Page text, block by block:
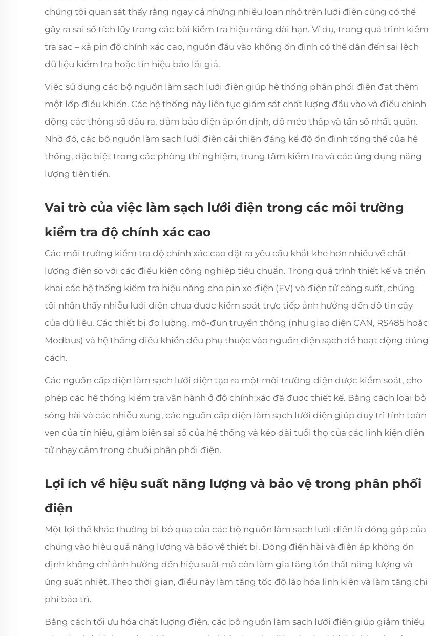
chúng tôi quan sát thấy rằng ngay cả những nhiễu loạn nhỏ trên lưới điện cũng có thể
gây ra sai số tích lũy trong các bài kiểm tra hiệu năng dài hạn. Ví dụ, trong quá trình kiểm
tra sạc – xả pin độ chính xác cao, nguồn đầu vào không ổn định có thể dẫn đến sai lệch
dữ liệu kiểm tra hoặc tín hiệu báo lỗi giả.
Việc sử dụng các bộ nguồn làm sạch lưới điện giúp hệ thống phân phối điện đạt thêm
một lớp điều khiển. Các hệ thống này liên tục giám sát chất lượng đầu vào và điều chỉnh
động các thông số đầu ra, đảm bảo điện áp ổn định, độ méo thấp và tần số nhất quán.
Nhờ đó, các bộ nguồn làm sạch lưới điện cải thiện đáng kể độ ổn định tổng thể của hệ
thống, đặc biệt trong các phòng thí nghiệm, trung tâm kiểm tra và các ứng dụng năng
lượng tiên tiến.
Vai trò của việc làm sạch lưới điện trong các môi trường
kiểm tra độ chính xác cao
Các môi trường kiểm tra độ chính xác cao đặt ra yêu cầu khắt khe hơn nhiều về chất
lượng điện so với các điều kiện công nghiệp tiêu chuẩn. Trong quá trình thiết kế và triển
khai các hệ thống kiểm tra hiệu năng cho pin xe điện (EV) và điện tử công suất, chúng
tôi nhận thấy nhiễu lưới điện chưa được kiểm soát trực tiếp ảnh hưởng đến độ tin cậy
của dữ liệu. Các thiết bị đo lường, mô-đun truyền thông (như giao diện CAN, RS485 hoặc
Modbus) và hệ thống điều khiển đều phụ thuộc vào nguồn điện sạch để hoạt động đúng
cách.
Các nguồn cấp điện làm sạch lưới điện tạo ra một môi trường điện được kiểm soát, cho
phép các hệ thống kiểm tra vận hành ở độ chính xác đã được thiết kế. Bằng cách loại bỏ
sóng hài và các nhiễu xung, các nguồn cấp điện làm sạch lưới điện giúp duy trì tính toàn
vẹn của tín hiệu, giảm biên sai số của hệ thống và kéo dài tuổi thọ của các linh kiện điện
tử nhạy cảm trong chuỗi phân phối điện.
Lợi ích về hiệu suất năng lượng và bảo vệ trong phân phối
điện
Một lợi thế khác thường bị bỏ qua của các bộ nguồn làm sạch lưới điện là đóng góp của
chúng vào hiệu quả năng lượng và bảo vệ thiết bị. Dòng điện hài và điện áp không ổn
định không chỉ ảnh hưởng đến hiệu suất mà còn làm gia tăng tổn thất năng lượng và
ứng suất nhiệt. Theo thời gian, điều này làm tăng tốc độ lão hóa linh kiện và làm tăng chi
phí bảo trì.
Bằng cách tối ưu hóa chất lượng điện, các bộ nguồn làm sạch lưới điện giúp giảm thiểu